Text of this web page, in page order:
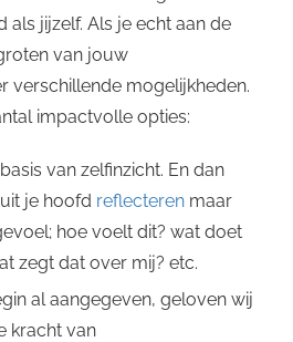
als jijzelf. Als je echt aan de
van jouw
verschillende mogelijkheden.
impactvolle opties:
van zelfinzicht. En dan
je hoofd reflecteren maar
hoe voelt dit? wat doet
zegt dat over mij? etc.
al aangegeven, geloven wij
kracht van